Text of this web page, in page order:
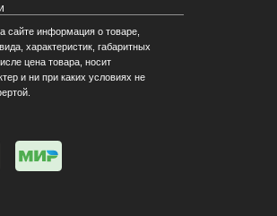
сайте информация о товаре,
характеристик, габаритных
цена товара, носит
и ни при каких условиях не